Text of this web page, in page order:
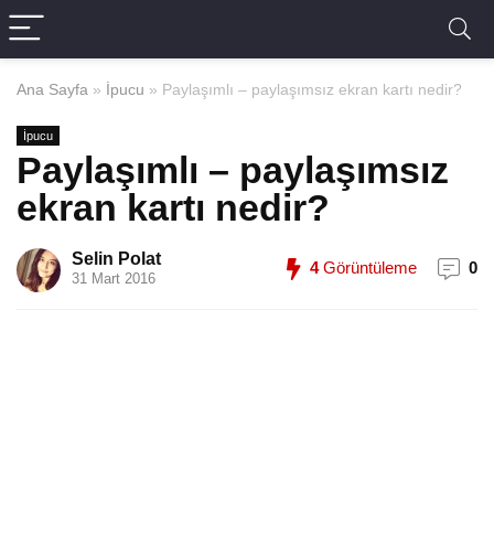
Ana Sayfa » İpucu » Paylaşımlı – paylaşımsız ekran kartı nedir?
İpucu
Paylaşımlı – paylaşımsız
ekran kartı nedir?
Selin Polat
31 Mart 2016
4Görüntüleme 0